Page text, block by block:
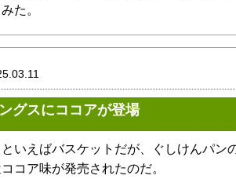
た。
グスにココアが登場
いえばバスケットだが、ぐしけんパン
コア味が発売されたのだ。